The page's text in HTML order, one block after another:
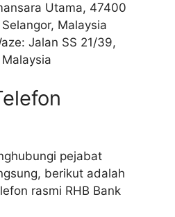
Utama, 47400
Malaysia
Jalan SS 21/39,
pejabat
berikut adalah
rasmi RHB Bank